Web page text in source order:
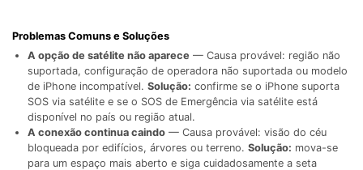
Problemas Comuns e Soluções
A opção de satélite não aparece— Causa provável: região não
suportada, configuração de operadora não suportada ou modelo
de iPhone incompatível. Solução: confirme se o iPhone suporta
SOS via satélite e se o SOS de Emergência via satélite está
disponível no país ou região atual.
A conexão continua caindo— Causa provável: visão do céu
bloqueada por edifícios, árvores ou terreno. Solução: mova-se
para um espaço mais aberto e siga cuidadosamente a seta